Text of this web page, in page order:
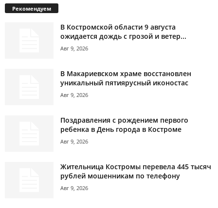
Рекомендуем
В Костромской области 9 августа
ожидается дождь с грозой и ветер...
Авг 9, 2026
В Макариевском храме восстановлен
уникальный пятиярусный иконостас
Авг 9, 2026
Поздравления с рождением первого
ребенка в День города в Костроме
Авг 9, 2026
Жительница Костромы перевела 445 тысяч
рублей мошенникам по телефону
Авг 9, 2026